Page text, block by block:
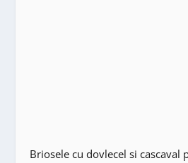
Briosele cu dovlecel si cascaval